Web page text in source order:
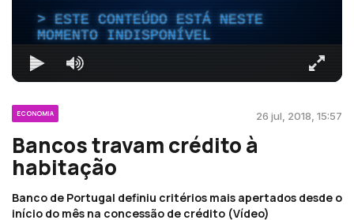
ESTE CONTEÚDO ESTÁ NESTE
MOMENTO INDISPONÍVEL
ECONOMIA 26 jul, 2018, 15:57
Bancos travam crédito à
habitação
Banco de Portugal definiu critérios mais apertados desde o
início do mês na concessão de crédito (Vídeo)